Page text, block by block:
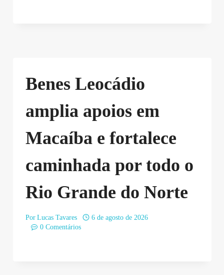
Benes Leocádio
amplia apoios em
Macaíba e fortalece
caminhada por todo o
Rio Grande do Norte
Por Lucas Tavares
6 de agosto de 2026
0 Comentários